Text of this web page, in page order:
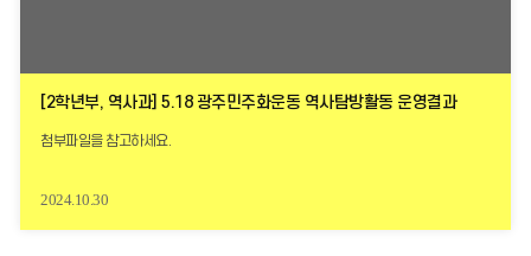
[2학년부, 역사과] 5.18 광주민주화운동 역사탐방활동 운영결과
첨부파일을 참고하세요.
2024.10.30